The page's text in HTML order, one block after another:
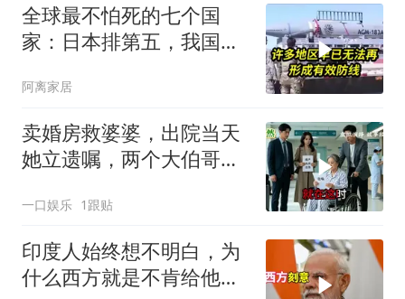
全球最不怕死的七个国
家：日本排第五，我国排
阿离家居
卖婚房救婆婆，出院当天
她立遗嘱，两个大伯哥傻
一口娱乐 1跟贴
印度人始终想不明白，为
什么西方就是不肯给他们